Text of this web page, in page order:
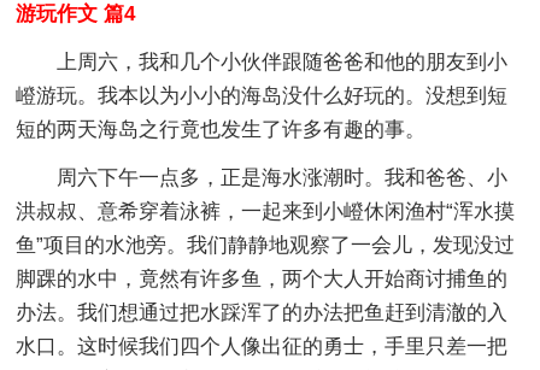
游玩作文 篇4
上周六，我和几个小伙伴跟随爸爸和他的朋友到小
嶝游玩。我本以为小小的海岛没什么好玩的。没想到短
短的两天海岛之行竟也发生了许多有趣的事。
周六下午一点多，正是海水涨潮时。我和爸爸、小
洪叔叔、意希穿着泳裤，一起来到小嶝休闲渔村“浑水摸
鱼”项目的水池旁。我们静静地观察了一会儿，发现没过
脚踝的水中，竟然有许多鱼，两个大人开始商讨捕鱼的
办法。我们想通过把水踩浑了的办法把鱼赶到清澈的入
水口。这时候我们四个人像出征的勇士，手里只差一把